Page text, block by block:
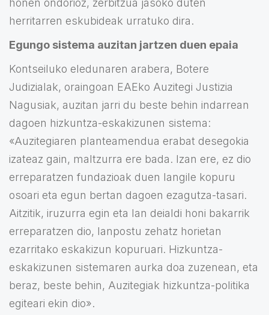
honen ondorioz, zerbitzua jasoko duten
herritarren eskubideak urratuko dira.
Egungo sistema auzitan jartzen duen epaia
Kontseiluko eledunaren arabera, Botere
Judizialak, oraingoan EAEko Auzitegi Justizia
Nagusiak, auzitan jarri du beste behin indarrean
dagoen hizkuntza-eskakizunen sistema:
«Auzitegiaren planteamendua erabat desegokia
izateaz gain, maltzurra ere bada. Izan ere, ez dio
erreparatzen fundazioak duen langile kopuru
osoari eta egun bertan dagoen ezagutza-tasari.
Aitzitik, iruzurra egin eta lan deialdi honi bakarrik
erreparatzen dio, lanpostu zehatz horietan
ezarritako eskakizun kopuruari. Hizkuntza-
eskakizunen sistemaren aurka doa zuzenean, eta
beraz, beste behin, Auzitegiak hizkuntza-politika
egiteari ekin dio».